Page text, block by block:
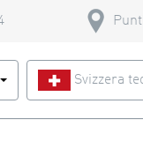
Svizzera